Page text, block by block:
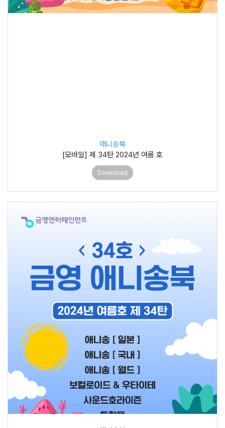
애니송북
[모바일] 제 34탄 2024년 여름 호
Download